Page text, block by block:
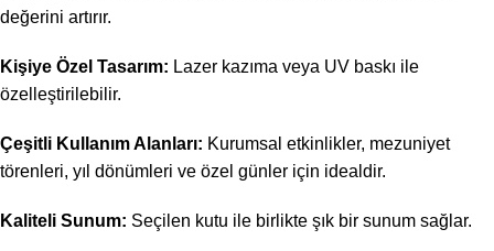
değerini artırır.
Kişiye Özel Tasarım: Lazer kazıma veya UV baskı ile
özelleştirilebilir.
Çeşitli Kullanım Alanları: Kurumsal etkinlikler, mezuniyet
törenleri, yıl dönümleri ve özel günler için idealdir.
Kaliteli Sunum: Seçilen kutu ile birlikte şık bir sunum sağlar.